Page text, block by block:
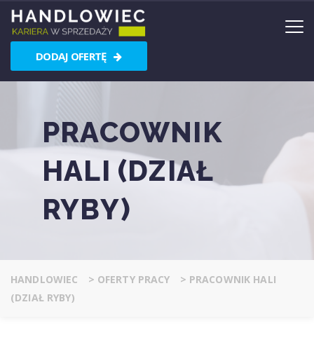
DODAJ OFERTĘ
PRACOWNIK
HALI (DZIAŁ
RYBY)
HANDLOWIEC > OFERTY PRACY > PRACOWNIK HALI
(DZIAŁ RYBY)